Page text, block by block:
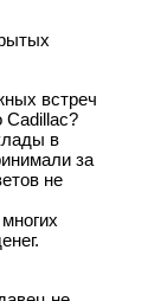
встреч
Cadillac?
в
за
не